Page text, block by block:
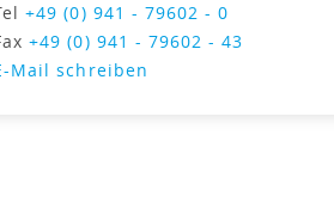
+49 (0) 941 - 79602 - 0
+49 (0) 941 - 79602 - 43
Mail schreiben